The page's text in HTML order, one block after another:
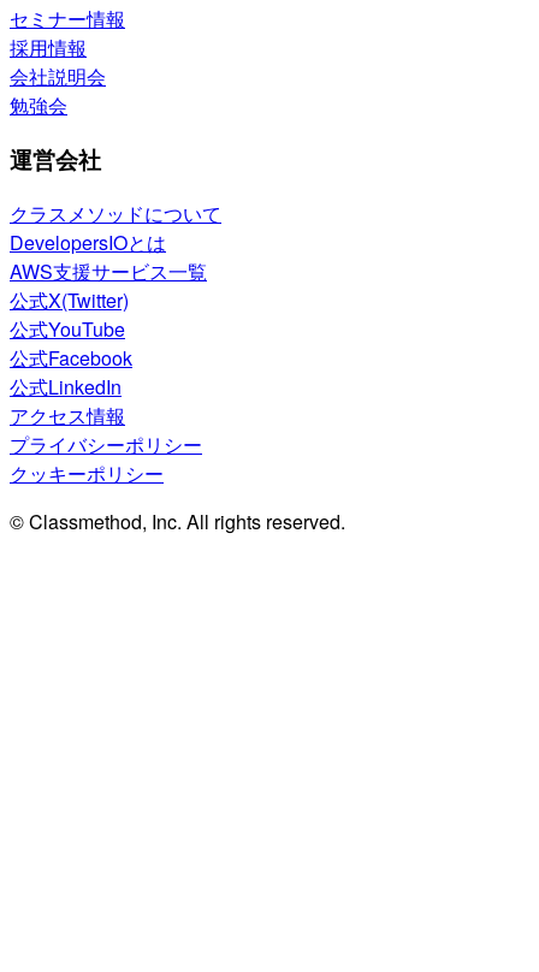
セミナー情報
採用情報
会社説明会
勉強会
運営会社
クラスメソッドについて
DevelopersIOとは
AWS支援サービス一覧
公式X(Twitter)
公式YouTube
公式Facebook
公式LinkedIn
アクセス情報
プライバシーポリシー
クッキーポリシー
© Classmethod, Inc. All rights reserved.